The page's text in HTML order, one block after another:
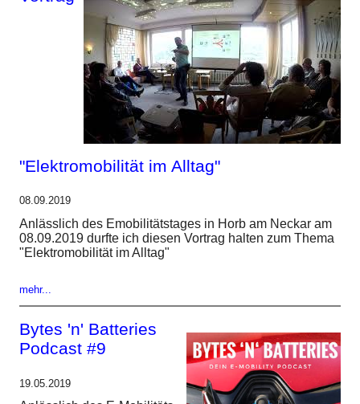
"Elektromobilität im Alltag"
08.09.2019
Anlässlich des Emobilitätstages in Horb am Neckar am
08.09.2019 durfte ich diesen Vortrag halten zum Thema
"Elektromobilität im Alltag"
mehr...
Bytes 'n' Batteries
Podcast #9
19.05.2019